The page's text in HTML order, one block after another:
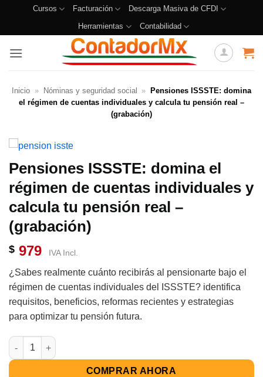
Cursos Facturación
Descarga Masiva de CFDI
Herramientas
Contabilidad
Inicio » Nóminas y seguridad social »
Pensiones ISSSTE: domina
el régimen de cuentas individuales y calcula tu pensión real –
(grabación)
Pensiones ISSSTE: domina el
régimen de cuentas individuales y
calcula tu pensión real –
(grabación)
$ 979 IVA Incl.
¿Sabes realmente cuánto recibirás al pensionarte bajo el
régimen de cuentas individuales del ISSSTE? identifica
requisitos, beneficios, reformas recientes y estrategias
para optimizar tu pensión futura.
COMPRAR AHORA